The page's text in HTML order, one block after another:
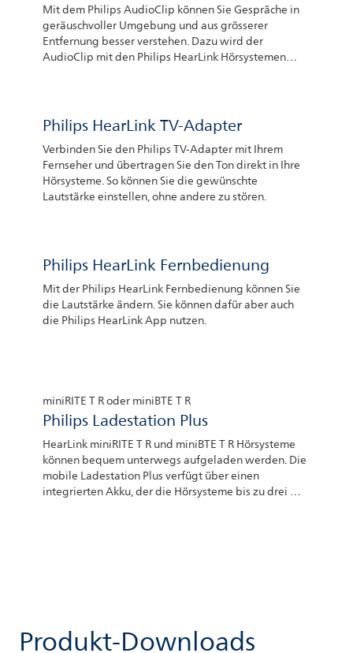
Mit dem Philips AudioClip können Sie Gespräche in
geräuschvoller Umgebung und aus grösserer
Entfernung besser verstehen. Dazu wird der
AudioClip mit den Philips HearLink Hörsystemen
Hörsysteme. Mit dem Philips AudioClip können Sie
Anrufe über die Freisprechfunktion Ihres iPhone®
oder Android™-Smartphones tätigen.
Philips HearLink TV-Adapter
Verbinden Sie den Philips TV-Adapter mit Ihrem
Fernseher und übertragen Sie den Ton direkt in Ihre
Hörsysteme. So können Sie die gewünschte
Lautstärke einstellen, ohne andere zu stören.
Philips HearLink Fernbedienung
Mit der Philips HearLink Fernbedienung können Sie
die Lautstärke ändern. Sie können dafür aber auch
die Philips HearLink App nutzen.
miniRITE T R oder miniBTE T R
Philips Ladestation Plus
HearLink miniRITE T R und miniBTE T R Hörsysteme
können bequem unterwegs aufgeladen werden. Die
mobile Ladestation Plus verfügt über einen
integrierten Akku, der die Hörsysteme bis zu drei Mal
Produkt-Downloads